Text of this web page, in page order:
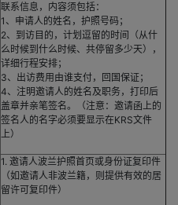
联系信息，内容须包括：
1、申请人的姓名，护照号码；
2、到访目的，计划逗留的时间（从什
么时候到什么时候、共停留多少天），
详细行程安排；
3、出访费用由谁支付，回国保证；
4、注明邀请人的姓名及职务，打印后
盖章并亲笔签名。（注意：邀请函上的
签名人的名字必须要显示在KRS文件
上）
1. 邀请人波兰护照首页或身份证复印件
（如邀请人非波兰籍，则提供有效的居
留许可复印件）